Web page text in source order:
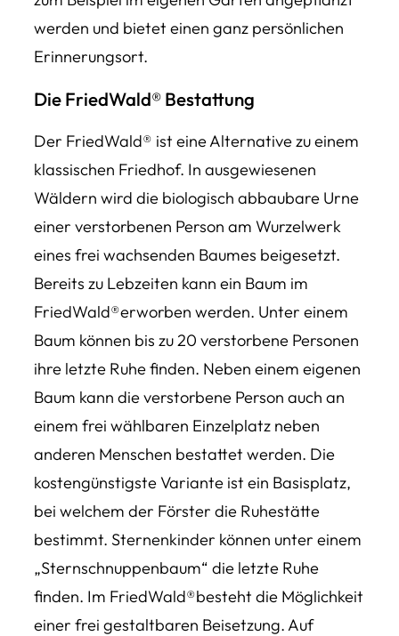
werden und bietet einen ganz persönlichen
Erinnerungsort.
Die FriedWald® Bestattung
Der FriedWald® ist eine Alternative zu einem
klassischen Friedhof. In ausgewiesenen
Wäldern wird die biologisch abbaubare Urne
einer verstorbenen Person am Wurzelwerk
eines frei wachsenden Baumes beigesetzt.
Bereits zu Lebzeiten kann ein Baum im
FriedWald®erworben werden. Unter einem
Baum können bis zu 20 verstorbene Personen
ihre letzte Ruhe finden. Neben einem eigenen
Baum kann die verstorbene Person auch an
einem frei wählbaren Einzelplatz neben
anderen Menschen bestattet werden. Die
kostengünstigste Variante ist ein Basisplatz,
bei welchem der Förster die Ruhestätte
bestimmt. Sternenkinder können unter einem
„Sternschnuppenbaum“ die letzte Ruhe
finden. Im FriedWald®besteht die Möglichkeit
einer frei gestaltbaren Beisetzung. Auf